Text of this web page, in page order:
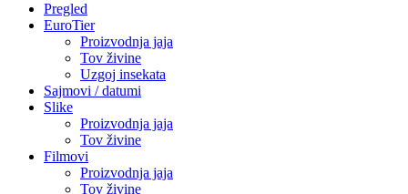
Pregled
EuroTier
Proizvodnja jaja
Tov živine
Uzgoj insekata
Sajmovi / datumi
Slike
Proizvodnja jaja
Tov živine
Filmovi
Proizvodnja jaja
Tov živine